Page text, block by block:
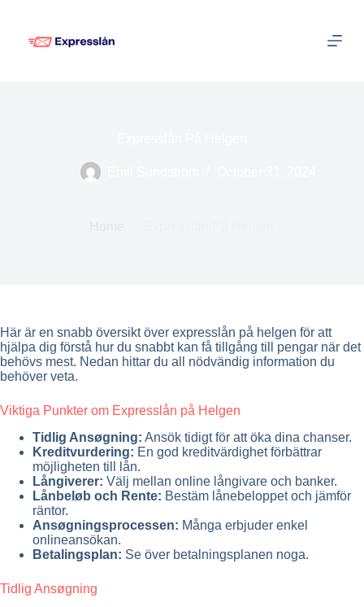
Här är en snabb översikt över expresslån på helgen för att
hjälpa dig förstå hur du snabbt kan få tillgång till pengar när det
behövs mest. Nedan hittar du all nödvändig information du
behöver veta.
Viktiga Punkter om Expresslån på Helgen
Tidlig Ansøgning: Ansök tidigt för att öka dina chanser.
Kreditvurdering: En god kreditvärdighet förbättrar
möjligheten till lån.
Långiverer: Välj mellan online långivare och banker.
Lånbeløb och Rente: Bestäm lånebeloppet och jämför
räntor.
Ansøgningsprocessen: Många erbjuder enkel
onlineansökan.
Betalingsplan: Se över betalningsplanen noga.
Tidlig Ansøgning